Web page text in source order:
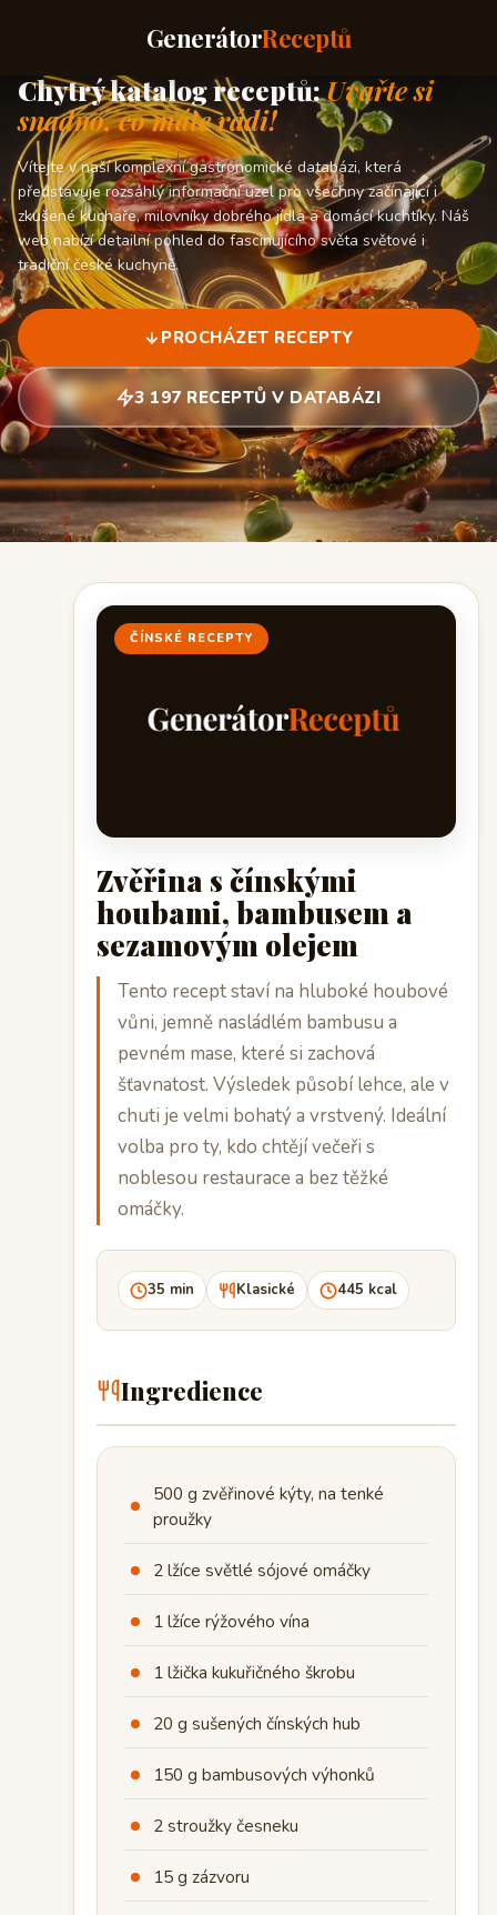
GenerátorReceptů
Chytrý katalog receptů:Uvařte si
snadno, co máte rádi!
Vítejte v naší komplexní gastronomické databázi, která
představuje rozsáhlý informační uzel pro všechny začínající i
zkušené kuchaře, milovníky dobrého jídla a domácí kuchtíky. Náš
web nabízí detailní pohled do fascinujícího světa světové i
tradiční české kuchyně.
PROCHÁZET RECEPTY
3 197 RECEPTŮ V DATABÁZI
ČÍNSKÉ RECEPTY
Zvěřina s čínskými
houbami, bambusem a
sezamovým olejem
Tento recept staví na hluboké houbové
vůni, jemně nasládlém bambusu a
pevném mase, které si zachová
šťavnatost. Výsledek působí lehce, ale v
chuti je velmi bohatý a vrstvený. Ideální
volba pro ty, kdo chtějí večeři s
noblesou restaurace a bez těžké
omáčky.
35 min Klasické 445 kcal
Ingredience
500 g zvěřinové kýty, na tenké
proužky
2 lžíce světlé sójové omáčky
1 lžíce rýžového vína
1 lžička kukuřičného škrobu
20 g sušených čínských hub
150 g bambusových výhonků
2 stroužky česneku
15 g zázvoru